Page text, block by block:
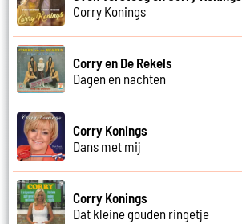
Corry Konings
Corry en De Rekels
Dagen en nachten
Corry Konings
Dans met mij
Corry Konings
Dat kleine gouden ringetje